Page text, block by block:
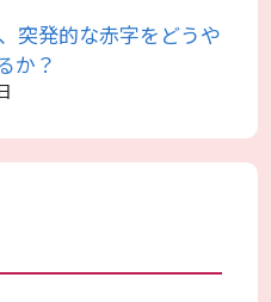
突発的な赤字をどうや
か？